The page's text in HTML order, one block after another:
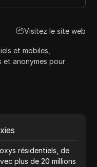
Visitez le site web
et mobiles,
et anonymes pour
résidentiels, de
plus de 20 millions